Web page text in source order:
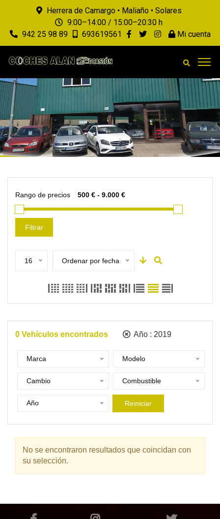
Herrera de Camargo • Maliaño • Solares
9:00–14:00 / 15:00–20:30 h
942 25 98 89
693619561 Mi cuenta
Rango de precios
Filtrar
16 Ordenar por fecha
0 Vehículos encontrados Año : 2019
Marca Modelo
Cambio Combustible
Año Reiniciar
No se encontraron resultados que coincidan con
su selección.